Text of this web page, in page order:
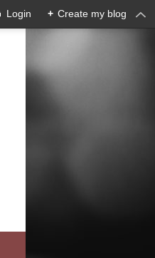
Login + Create my blog